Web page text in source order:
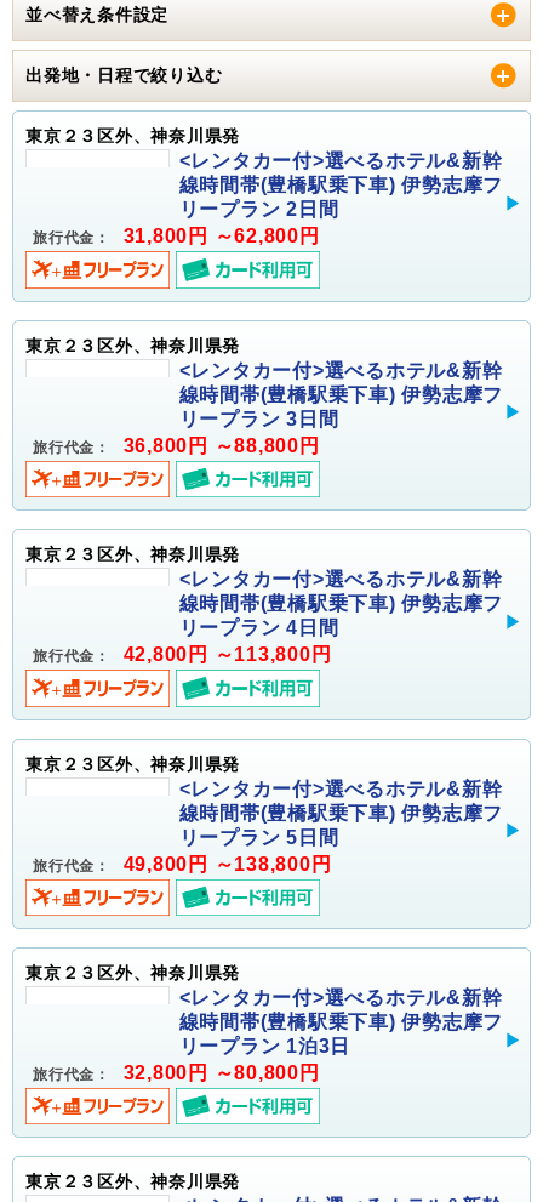
並べ替え条件設定
出発地・日程で絞り込む
東京２３区外、神奈川県発
<レンタカー付>選べるホテル&新幹
線時間帯(豊橋駅乗下車) 伊勢志摩フ
リープラン 2日間
旅行代金： 31,800円 ～62,800円
東京２３区外、神奈川県発
<レンタカー付>選べるホテル&新幹
線時間帯(豊橋駅乗下車) 伊勢志摩フ
リープラン 3日間
旅行代金： 36,800円 ～88,800円
東京２３区外、神奈川県発
<レンタカー付>選べるホテル&新幹
線時間帯(豊橋駅乗下車) 伊勢志摩フ
リープラン 4日間
旅行代金： 42,800円 ～113,800円
東京２３区外、神奈川県発
<レンタカー付>選べるホテル&新幹
線時間帯(豊橋駅乗下車) 伊勢志摩フ
リープラン 5日間
旅行代金： 49,800円 ～138,800円
東京２３区外、神奈川県発
<レンタカー付>選べるホテル&新幹
線時間帯(豊橋駅乗下車) 伊勢志摩フ
リープラン 1泊3日
旅行代金： 32,800円 ～80,800円
東京２３区外、神奈川県発